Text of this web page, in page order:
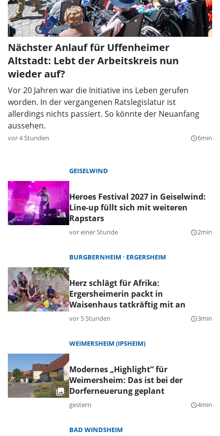
Nächster Anlauf für Uffenheimer
Altstadt: Lebt der Arbeitskreis nun
wieder auf?
Vor 20 Jahren war die Initiative ins Leben gerufen
worden. In der vergangenen Ratslegislatur ist
allerdings nichts passiert. So könnte der Neuanfang
aussehen.
vor 4 Stunden query_builder6min
GEISELWIND
Heroes Festival 2027 in Geiselwind:
Line-up füllt sich mit weiteren
Rapstars
vor einer Stunde query_builder2min
BURGBERNHEIM ERGERSHEIM
Herz schlägt für Afrika:
Ergersheimerin packt in
Waisenhaus tatkräftig mit an
vor 5 Stunden query_builder3min
WEIMERSHEIM (IPSHEIM)
Modernes „Highlight” für
Weimersheim: Das ist bei der
Dorferneuerung geplant
gestern query_builder4min
BAD WINDSHEIM